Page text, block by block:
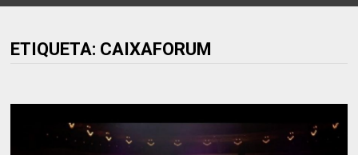
ETIQUETA: CAIXAFORUM